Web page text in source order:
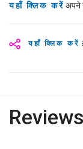
यहाँ क्लिक करें
यहाँ क्लिक करें अपने
Reviews